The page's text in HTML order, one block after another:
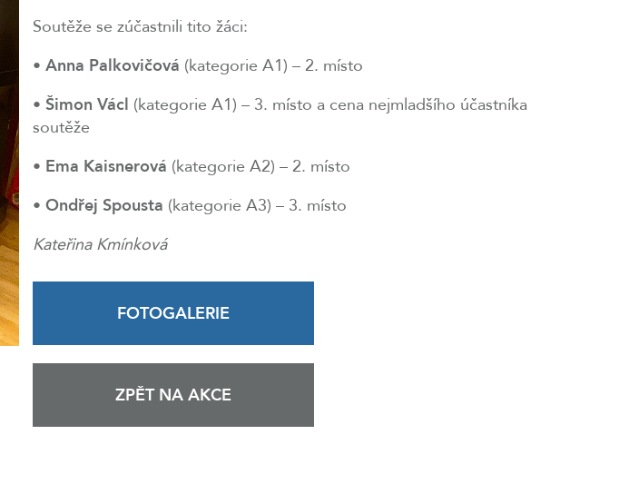
Soutěže se zúčastnili tito žáci:
• Anna Palkovičová (kategorie A1) – 2. místo
• Šimon Václ (kategorie A1) – 3. místo a cena nejmladšího účastníka
soutěže
• Ema Kaisnerová (kategorie A2) – 2. místo
• Ondřej Spousta (kategorie A3) – 3. místo
Kateřina Kmínková
FOTOGALERIE
ZPĚT NA AKCE